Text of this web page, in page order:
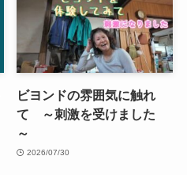
ビヨンドの雰囲気に触れ
て ～刺激を受けました
～
2026/07/30